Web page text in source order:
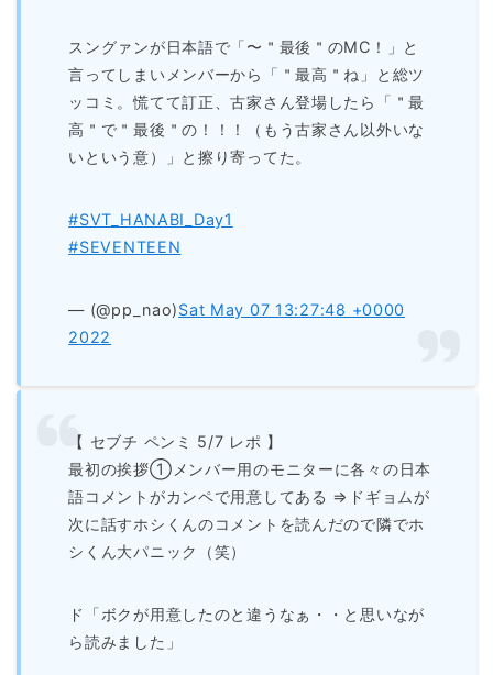
スングァンが日本語で「〜＂最後＂のMC！」と
言ってしまいメンバーから「＂最高＂ね」と総ツ
ッコミ。慌てて訂正、古家さん登場したら「＂最
高＂で＂最後＂の！！！（もう古家さん以外いな
いという意）」と擦り寄ってた。
#SVT_HANABI_Day1
#SEVENTEEN
— (@pp_nao)Sat May 07 13:27:48 +0000
2022
【 セブチ ペンミ 5/7 レポ 】
最初の挨拶①メンバー用のモニターに各々の日本
語コメントがカンペで用意してある ⇒ドギョムが
次に話すホシくんのコメントを読んだので隣でホ
シくん大パニック（笑）
ド「ボクが用意したのと違うなぁ・・と思いなが
ら読みました」